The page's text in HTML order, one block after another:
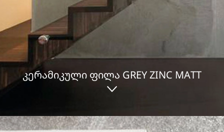
ᲙᲔᲠᲐᲛᲘᲙᲣᲚᲘ ᲤᲘᲚᲐ GREY ZINC MATT